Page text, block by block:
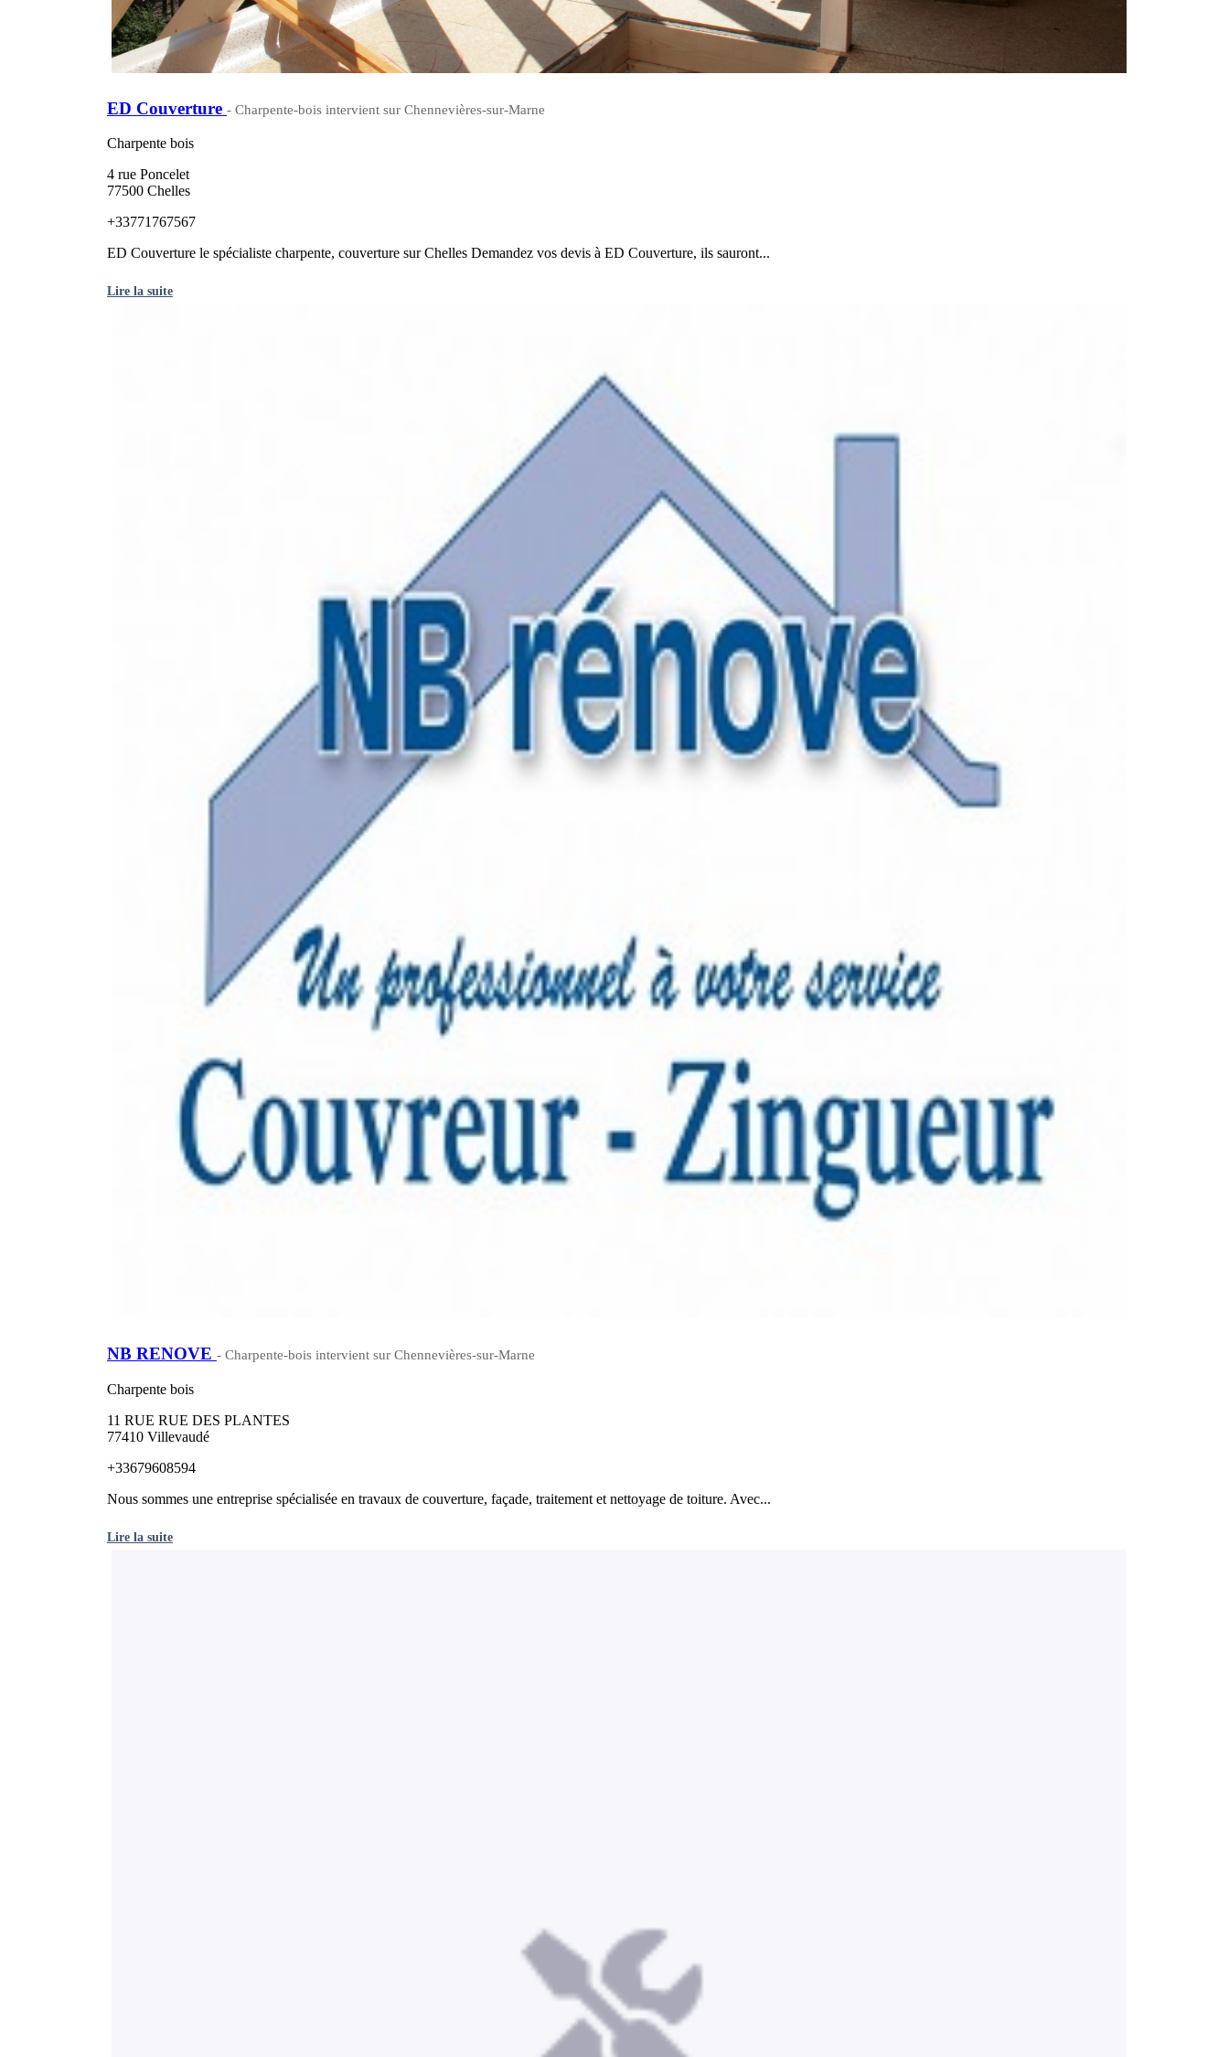
ED Couverture - Charpente-bois intervient sur Chennevières-sur-Marne
Charpente bois
4 rue Poncelet
77500 Chelles
+33771767567
ED Couverture le spécialiste charpente, couverture sur Chelles Demandez vos devis à ED Couverture, ils sauront...
Lire la suite
NB RENOVE - Charpente-bois intervient sur Chennevières-sur-Marne
Charpente bois
11 RUE RUE DES PLANTES
77410 Villevaudé
+33679608594
Nous sommes une entreprise spécialisée en travaux de couverture, façade, traitement et nettoyage de toiture. Avec...
Lire la suite